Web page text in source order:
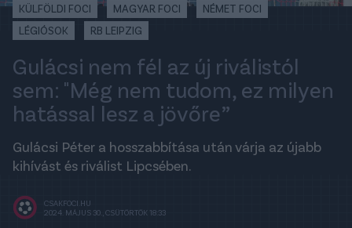
KÜLFÖLDI FOCI MAGYAR FOCI
NÉMET FOCI
LÉGIÓSOK
RB LEIPZIG
Gulácsi nem fél az új riválistól
sem: "Még nem tudom, ez milyen
hatással lesz a jövőre”
Gulácsi Péter a hosszabbítása után várja az újabb
kihívást és riválist Lipcsében.
CSAKFOCI.HU
2024. MÁJUS 30., CSÜTÖRTÖK 18:33